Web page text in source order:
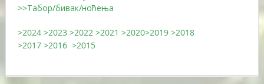
>>Табор/бивак/ноћења
>2024 >2023 >2022 >2021 >2020>2019 >2018
>2017 >2016 >2015